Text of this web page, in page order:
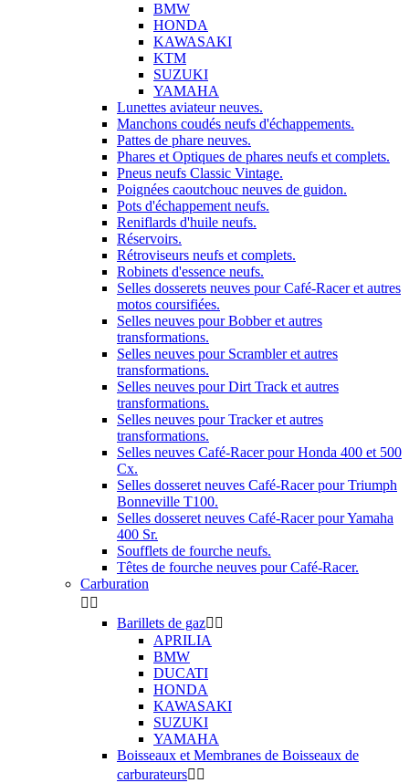
BMW
HONDA
KAWASAKI
KTM
SUZUKI
YAMAHA
Lunettes aviateur neuves.
Manchons coudés neufs d'échappements.
Pattes de phare neuves.
Phares et Optiques de phares neufs et complets.
Pneus neufs Classic Vintage.
Poignées caoutchouc neuves de guidon.
Pots d'échappement neufs.
Reniflards d'huile neufs.
Réservoirs.
Rétroviseurs neufs et complets.
Robinets d'essence neufs.
Selles dosserets neuves pour Café-Racer et autres
motos coursifiées.
Selles neuves pour Bobber et autres
transformations.
Selles neuves pour Scrambler et autres
transformations.
Selles neuves pour Dirt Track et autres
transformations.
Selles neuves pour Tracker et autres
transformations.
Selles neuves Café-Racer pour Honda 400 et 500
Cx.
Selles dosseret neuves Café-Racer pour Triumph
Bonneville T100.
Selles dosseret neuves Café-Racer pour Yamaha
400 Sr.
Soufflets de fourche neufs.
Têtes de fourche neuves pour Café-Racer.
Carburation
 
Barillets de gaz 
APRILIA
BMW
DUCATI
HONDA
KAWASAKI
SUZUKI
YAMAHA
Boisseaux et Membranes de Boisseaux de
carburateurs 